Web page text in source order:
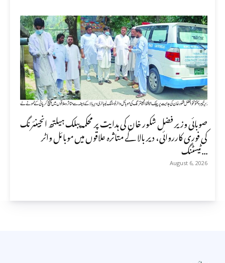
صوبائی وزیر فضل شکور خان کی ہدایت پر محکمہ پبلک ہیلتھ انجینئرنگ
کی فوری کارروائی، دیر بالا کے متاثرہ علاقوں میں موبائل واٹر
ٹیسٹنگ...
August 6, 2026